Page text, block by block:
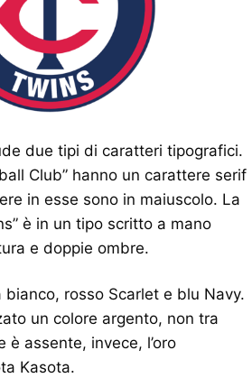
due tipi di caratteri tipografici.
Club” hanno un carattere serif
in esse sono in maiuscolo. La
è in un tipo scritto a mano
e doppie ombre.
rosso Scarlet e blu Navy.
un colore argento, non tra
assente, invece, l’oro
Kasota.